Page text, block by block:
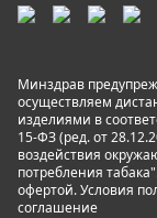
Минздрав
осуществляем
изделиями в
15-ФЗ (ред. от
воздействия
потребления
офертой. Условия
соглашение